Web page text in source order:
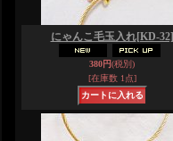
にゃんこ毛玉入れ[KD-32]
380円(税別)
[在庫数 1点]